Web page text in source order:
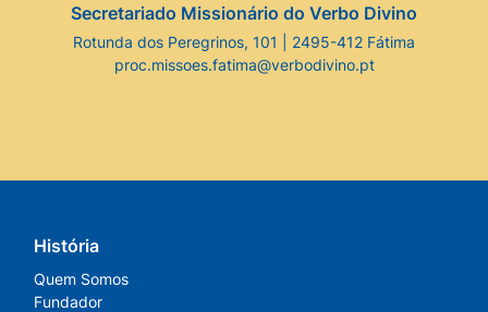
Secretariado Missionário do Verbo Divino
Rotunda dos Peregrinos, 101 | 2495-412 Fátima
proc.missoes.fatima@verbodivino.pt
História
Quem Somos
Fundador